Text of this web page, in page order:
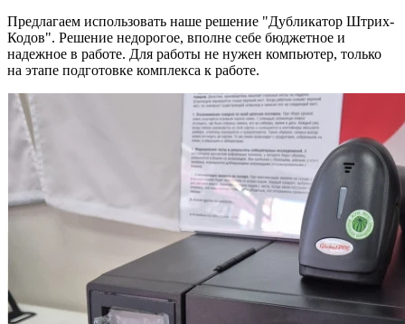
Предлагаем использовать наше решение "Дубликатор Штрих-
Кодов". Решение недорогое, вполне себе бюджетное и
надежное в работе. Для работы не нужен компьютер, только
на этапе подготовке комплекса к работе.